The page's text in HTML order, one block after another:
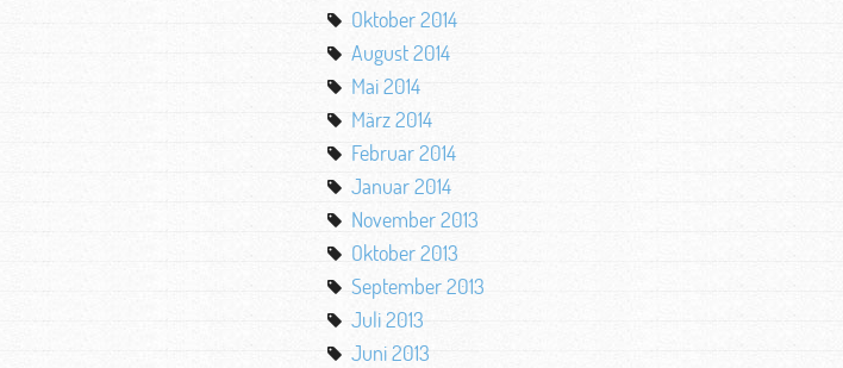
Oktober 2014
August 2014
Mai 2014
März 2014
Februar 2014
Januar 2014
November 2013
Oktober 2013
September 2013
Juli 2013
Juni 2013